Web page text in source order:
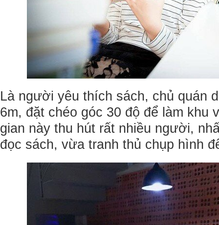
Là người yêu thích sách, chủ quán
6m, đặt chéo góc 30 độ để làm khu
gian này thu hút rất nhiều người,
đọc sách, vừa tranh thủ chụp hình